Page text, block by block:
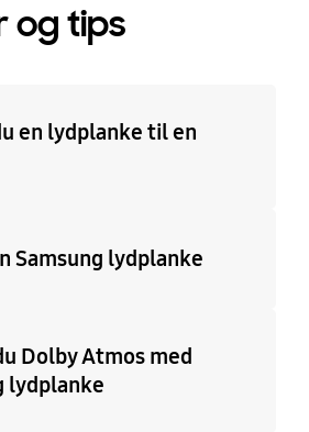
og tips
en lydplanke til en
Samsung lydplanke
Dolby Atmos med
lydplanke